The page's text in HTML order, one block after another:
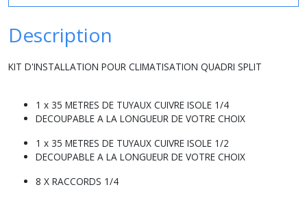
Description
KIT D'INSTALLATION POUR CLIMATISATION QUADRI SPLIT
1 x 35 METRES DE TUYAUX CUIVRE ISOLE 1/4
DECOUPABLE A LA LONGUEUR DE VOTRE CHOIX
1 x 35 METRES DE TUYAUX CUIVRE ISOLE 1/2
DECOUPABLE A LA LONGUEUR DE VOTRE CHOIX
8 X RACCORDS 1/4